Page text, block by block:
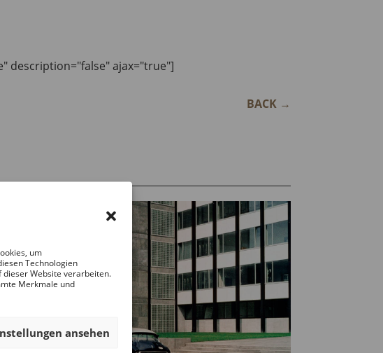
um
Technologien
Website verarbeiten.
Merkmale und
ansehen
description="false" ajax="true"]
BACK →